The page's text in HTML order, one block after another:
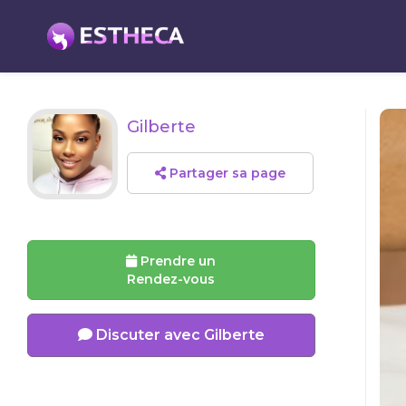
Gilberte
Partager sa page
Prendre un
Rendez-vous
Discuter avec Gilberte